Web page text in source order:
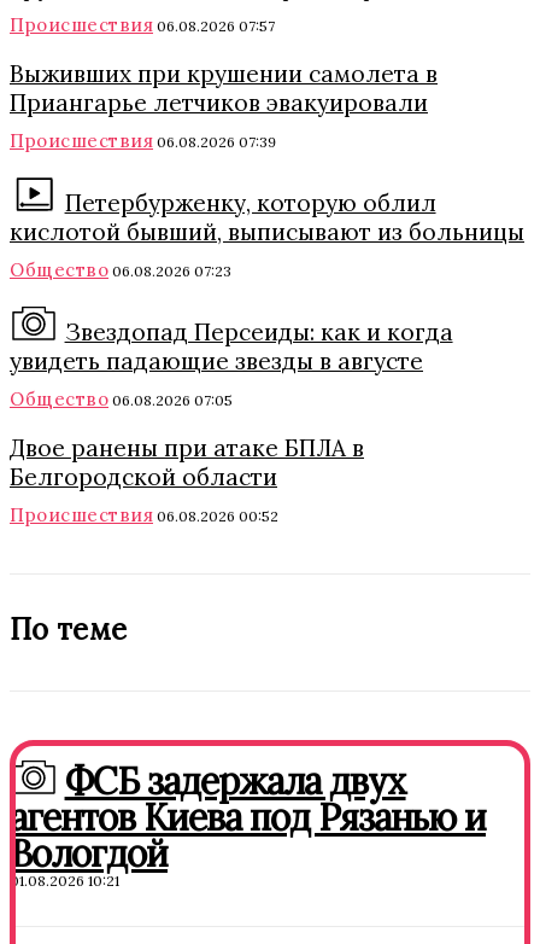
Происшествия 06.08.2026 07:57
Выживших при крушении самолета в
Приангарье летчиков эвакуировали
Происшествия 06.08.2026 07:39
Петербурженку, которую облил
кислотой бывший, выписывают из больницы
Общество 06.08.2026 07:23
Звездопад Персеиды: как и когда
увидеть падающие звезды в августе
Общество 06.08.2026 07:05
Двое ранены при атаке БПЛА в
Белгородской области
Происшествия 06.08.2026 00:52
По теме
ФСБ задержала двух
агентов Киева под Рязанью и
Вологдой
01.08.2026 10:21